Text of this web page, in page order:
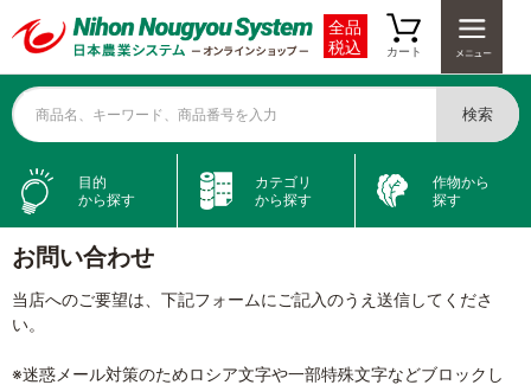
全品
税込
カート
商品名、キーワード、商品番号を入力 検索
目的
から探す
カテゴリ
から探す
作物から
探す
お問い合わせ
当店へのご要望は、下記フォームにご記入のうえ送信してくださ
い。
※迷惑メール対策のためロシア文字や一部特殊文字などブロックし